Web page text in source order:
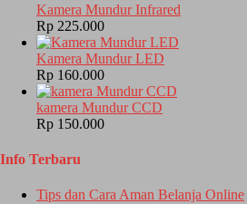
Kamera Mundur Infrared
Rp 225.000
Kamera Mundur LED
Rp 160.000
kamera Mundur CCD
Rp 150.000
Info Terbaru
Tips dan Cara Aman Belanja Online